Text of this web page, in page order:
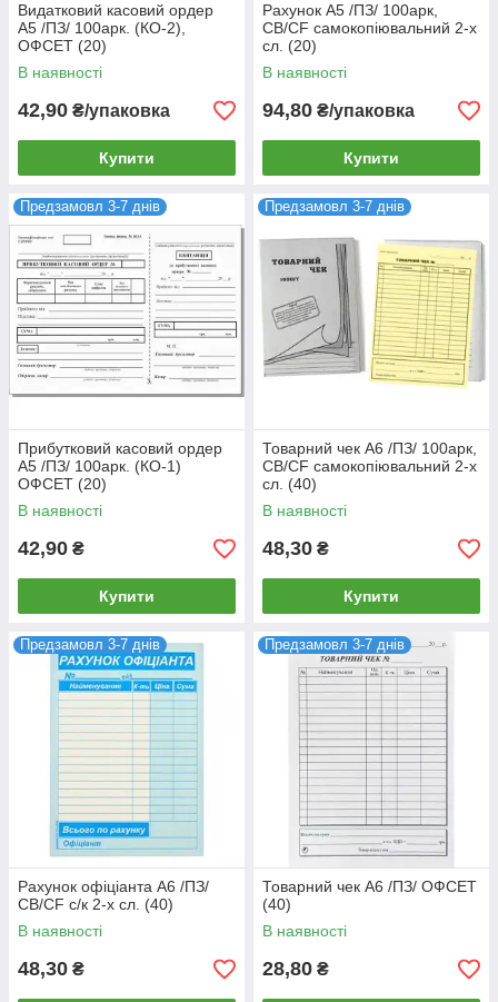
Видатковий касовий ордер
А5 /ПЗ/ 100арк. (КО-2),
ОФСЕТ (20)
В наявності
42,90 ₴/упаковка
Купити
Рахунок А5 /ПЗ/ 100арк,
CB/CF самокопіювальний 2-х
сл. (20)
В наявності
94,80 ₴/упаковка
Купити
Предзамовл 3-7 днів
Прибутковий касовий ордер
А5 /ПЗ/ 100арк. (КО-1)
ОФСЕТ (20)
В наявності
42,90 ₴
Купити
Предзамовл 3-7 днів
Товарний чек А6 /ПЗ/ 100арк,
CB/CF самокопіювальний 2-х
сл. (40)
В наявності
48,30 ₴
Купити
Предзамовл 3-7 днів
Рахунок офіціанта А6 /ПЗ/
CB/CF с/к 2-х сл. (40)
В наявності
48,30 ₴
Предзамовл 3-7 днів
Товарний чек А6 /ПЗ/ ОФСЕТ
(40)
В наявності
28,80 ₴